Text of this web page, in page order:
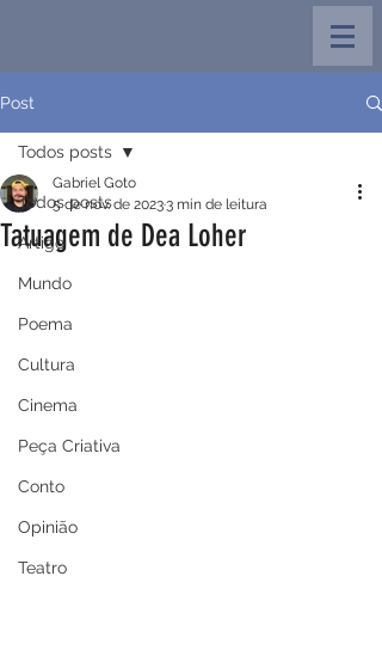
Post
Todos posts
Artigo
Mundo
Poema
Cultura
Cinema
Peça Criativa
Conto
Opinião
Teatro
Todos posts
Tatuagem de Dea Loher
Gabriel Goto
5 de nov. de 20233 min de leitura